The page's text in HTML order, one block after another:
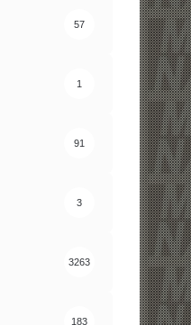
57
1
91
3
3263
183